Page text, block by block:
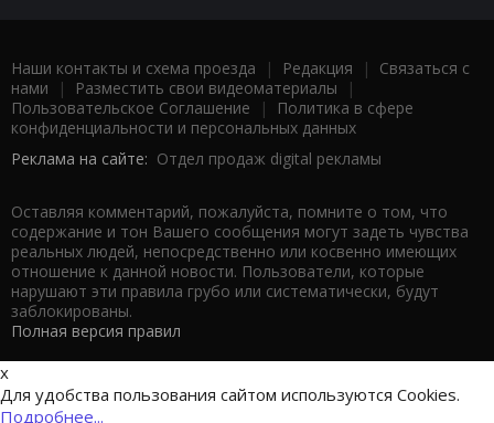
Наши контакты и схема проезда | Редакция | Связаться с
нами | Разместить свои видеоматериалы |
Пользовательское Соглашение |
Политика в сфере
конфиденциальности и персональных данных
Реклама на сайте: Отдел продаж digital рекламы
Оставляя комментарий, пожалуйста, помните о том, что
содержание и тон Вашего сообщения могут задеть чувства
реальных людей, непосредственно или косвенно имеющих
отношение к данной новости. Пользователи, которые
нарушают эти правила грубо или систематически, будут
заблокированы.
Полная версия правил
x
Для удобства пользования сайтом используются Cookies.
Подробнее...